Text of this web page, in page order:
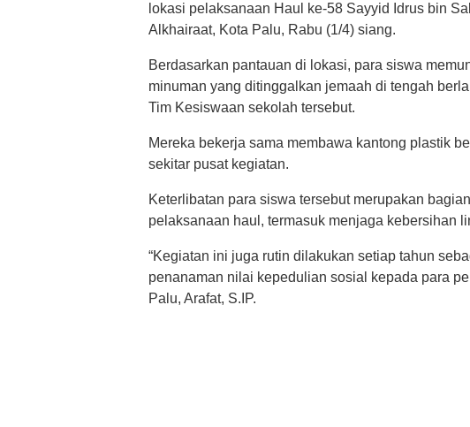
lokasi pelaksanaan Haul ke-58 Sayyid Idrus bin
Alkhairaat, Kota Palu, Rabu (1/4) siang.
Berdasarkan pantauan di lokasi, para siswa
minuman yang ditinggalkan jemaah di tengah
Tim Kesiswaan sekolah tersebut.
Mereka bekerja sama membawa kantong plastik
sekitar pusat kegiatan.
Keterlibatan para siswa tersebut merupakan
pelaksanaan haul, termasuk menjaga kebersihan
“Kegiatan ini juga rutin dilakukan setiap tahun
penanaman nilai kepedulian sosial kepada para
Palu, Arafat, S.IP.